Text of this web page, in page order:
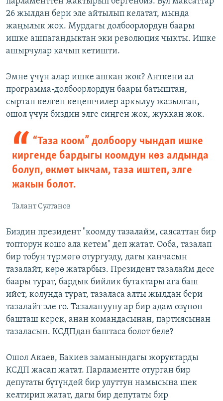
26 жылдан бери эле айтылып келатат, мында
жаңылык жок. Мурдагы долбоорлордун баары
ишке ашпагандыктан эки революция чыкты. Ишке
ашырчулар качып кетишти.
Эмне үчүн алар ишке ашкан жок? Анткени ал
программа-долбоорлордун баары батыштан,
сыртан келген кеңешчилер аркылуу жазылган,
ошол үчүн биздин элге сиңген жок, жуккан жок.
“Таза коом” долбоору чындап ишке
киргенде бардыгы коомдун көз алдында
болуп, өкмөт ыкчам, таза иштеп, элге
жакын болот.
Талант Султанов
Биздин президент "коомду тазалайм, саясаттан бир
топторун кошо ала кетем" деп жатат. Ооба, тазалап
бир тобун түрмөгө отургузду, дагы канчасын
тазалайт, көрө жатарбыз. Президент тазалайм десе
баары турат, бардык бийлик бутактары ага баш
ийет, колунда турат, тазаласа алты жылдан бери
тазалайт эле го. Тазаланууну ар бир адам өзүнөн
башташ керек, анан командасынан, партиясынан
тазаласын. КСДПдан баштаса болот беле?
Ошол Акаев, Бакиев заманындагы жоруктарды
КСДП жасап жатат. Парламентте отурган бир
депутаты бүтүндөй бир улуттун намысына шек
келтирип жатат, дагы бир депутаты бир